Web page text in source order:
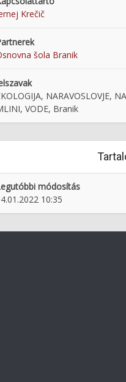
gorenjskih krajev
polovice 20. stoletja v
Gorenjskem muzeju
Krečič
šola Branik
NARAVOSLOVJE,
VODE, Branik
módosítás
10:35